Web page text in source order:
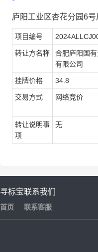
庐阳工业区杏花分园6号
项目编号
转让方名称
合肥庐阳国
有限公司
挂牌价格 34.8
交易方式 网络竞价
转让说明事
项
无
寻标宝
首页
联系我们
联系客服